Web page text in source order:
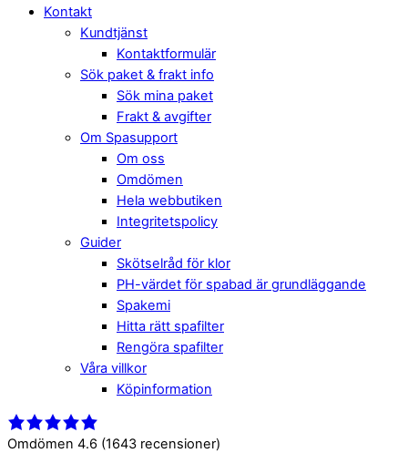
Kontakt
Kundtjänst
Kontaktformulär
Sök paket & frakt info
Sök mina paket
Frakt & avgifter
Om Spasupport
Om oss
Omdömen
Hela webbutiken
Integritetspolicy
Guider
Skötselråd för klor
PH-värdet för spabad är grundläggande
Spakemi
Hitta rätt spafilter
Rengöra spafilter
Våra villkor
Köpinformation
Close
Menu
Menu
Omdömen 4.6 (1643 recensioner)